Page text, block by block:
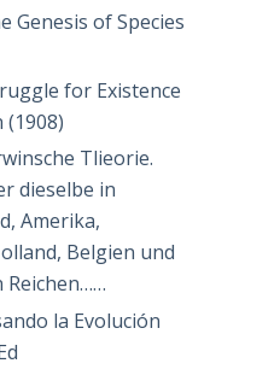
Genesis of Species
for Existence
Tlieorie.
dieselbe in
Amerika,
Belgien und
Reichen……
la Evolución